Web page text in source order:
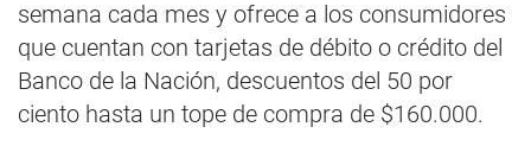
semana cada mes y ofrece a los consumidores
que cuentan con tarjetas de débito o crédito del
Banco de la Nación, descuentos del 50 por
ciento hasta un tope de compra de $160.000.